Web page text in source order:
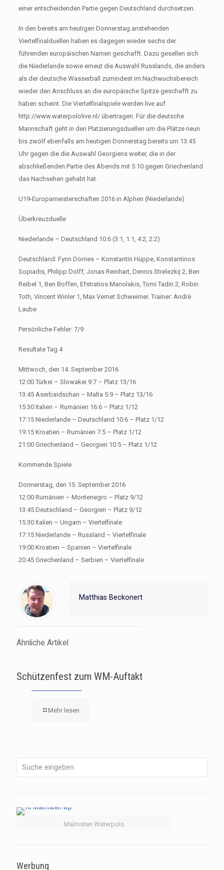
einer entscheidenden Partie gegen Deutschland durchsetzen.
In den bereits am heutigen Donnerstag anstehenden
Viertelfinalduellen haben es dagegen wieder sechs der
führenden europäischen Namen geschafft. Dazu gesellen sich
die Niederlande sowie erneut die Auswahl Russlands, die anders
als der deutsche Wasserball zumindest im Nachwuchsbereich
wieder den Anschluss an die europäische Spitze geschafft zu
haben scheint. Die Viertelfinalspiele werden live auf
http://www.waterpololive.nl/ übertragen. Für die deutsche
Mannschaft geht in den Platzierungsduellen um die Plätze neun
bis zwölf ebenfalls am heutigen Donnerstag bereits um 13:45
Uhr gegen die die Auswahl Georgiens weiter, die in der
abschließenden Partie des Abends mit 5:10 gegen Griechenland
das Nachsehen gehabt hat.
U19-Europameisterschaften 2016 in Alphen (Niederlande)
Überkreuzduelle
Niederlande – Deutschland 10:6 (3:1, 1:1, 4:2, 2:2)
Deutschland: Fynn Dörries – Konstantin Hüppe, Konstantinos
Sopiadis, Philipp Dolff, Jonas Reinhart, Dennis Strelezkij 2, Ben
Reibel 1, Ben Boffen, Efstratios Manolakis, Tomi Tadin 2, Robin
Toth, Vincent Winler 1, Max Vernet Schweimer. Trainer: André
Laube
Persönliche Fehler: 7/9
Resultate Tag 4
Mittwoch, den 14. September 2016
12:00 Türkei – Slowakei 9:7 – Platz 13/16
13:45 Aserbaidschan – Malta 5:9 – Platz 13/16
15:30 Italien – Rumänien 16:6 – Platz 1/12
17:15 Niederlande – Deutschland 10:6 – Platz 1/12
19:15 Kroatien – Rumänien 7:5 – Platz 1/12
21:00 Griechenland – Georgien 10:5 – Platz 1/12
Kommende Spiele
Donnerstag, den 15. September 2016
12:00 Rumänien – Montenegro – Platz 9/12
13:45 Deutschland – Georgien – Platz 9/12
15:30 Italien – Ungarn – Viertelfinale
17:15 Niederlande – Russland – Viertelfinale
19:00 Kroatien – Spanien – Viertelfinale
20:45 Griechenland – Serbien – Viertelfinale
Matthias Beckonert
Ähnliche Artikel
Schützenfest zum WM-Auftakt
Mehr lesen
Malmsten Waterpolo
Werbung